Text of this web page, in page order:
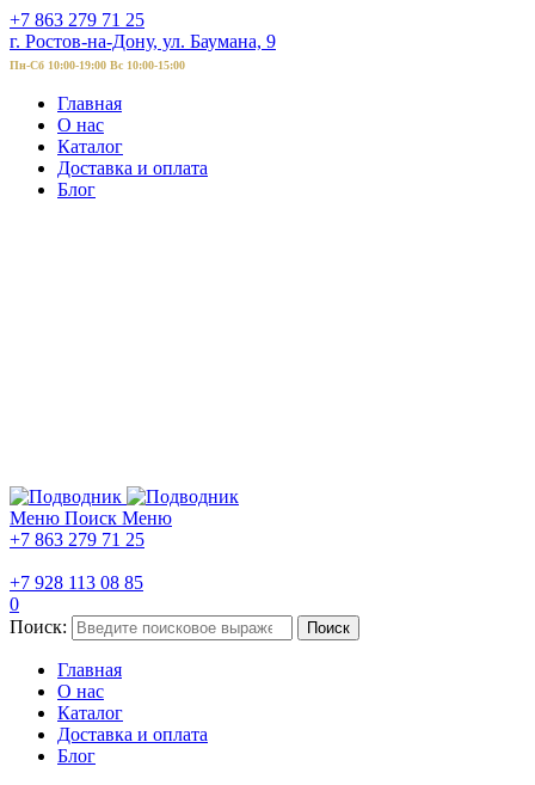
+7 863 279 71 25
г. Ростов-на-Дону, ул. Баумана, 9
Пн-Сб 10:00-19:00 Вс 10:00-15:00
Главная
О нас
Каталог
Доставка и оплата
Блог
Меню Поиск Меню
+7 863 279 71 25
+7 928 113 08 85
0
Поиск:
Поиск
Главная
О нас
Каталог
Доставка и оплата
Блог